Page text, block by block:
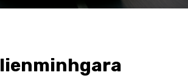
lienminhgara